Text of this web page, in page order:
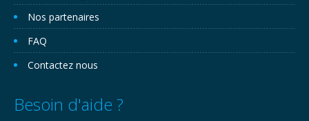
Nos partenaires
FAQ
Contactez nous
Besoin d'aide ?